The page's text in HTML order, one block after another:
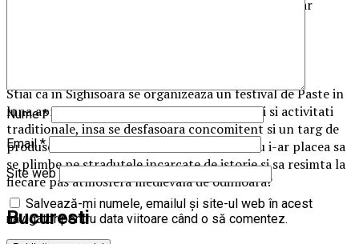
incantator pentru turistii din intreaga lume, nu doar
Stiai ca in Sighisoara se organizeaza un festival de Paste in
luna aprilie? Festivalul are la baza procesiuni si activitati
traditionale, insa se desfasoara concomitent si un targ de
produse locale si obiecte de artizanat. Cui nu i-ar placea sa
se plimbe pe stradutele incarcate de istorie si sa resimta la
fiecare pas atmosfera medievala de odinioara?
Bucuresti
Nume*
Email*
Site web
Salvează-mi numele, emailul și site-ul web în acest
navigator pentru data viitoare când o să comentez.